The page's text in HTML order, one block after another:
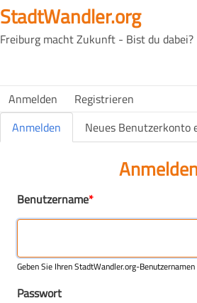
Direkt
zum
Inhalt
StadtWandler.org
Freiburg macht Zukunft - Bist du dabei?
Main
menu
H4C
USER
Anmelden Registrieren
Primäre Reiter
Anmelden(aktiver Reiter)Neues Benutzerkonto
Benutzername
Geben Sie Ihren StadtWandler.org-Benutzernamen
Passwort